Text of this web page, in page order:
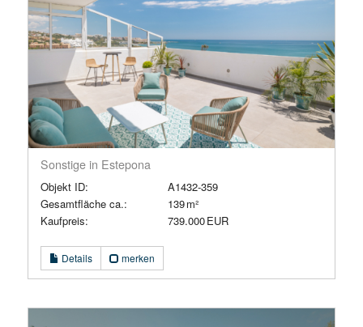
Sonstige in Estepona
Objekt ID:
A1432-359
Gesamtfläche ca.:
139 m²
Kaufpreis:
739.000 EUR
Details merken